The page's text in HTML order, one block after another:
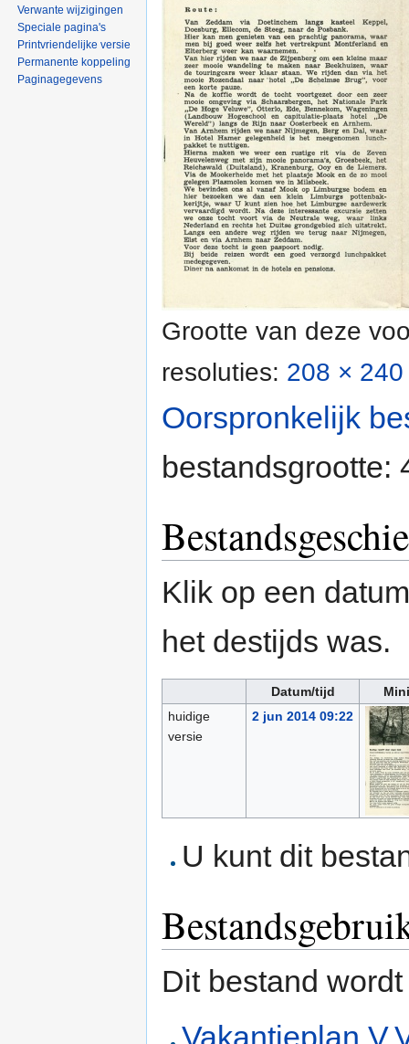
Grootte van deze
resoluties: 208 ×
Oorspronkelijk
bestandsgrootte:
Klik op een
het destijds was.
Datum/tijd
huidige
versie
2 jun 2014 09:22
U kunt dit
Dit bestand
Vakantieplan
Verwante wijzigingen
Speciale pagina's
Printvriendelijke versie
Permanente koppeling
Paginagegevens